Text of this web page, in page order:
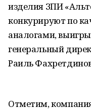
изделия ЗПИ
конкурируют по
аналогами,
генеральный
Раиль
Отметим,